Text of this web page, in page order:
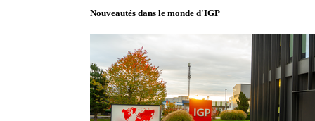
Nouveautés dans le monde d'IGP